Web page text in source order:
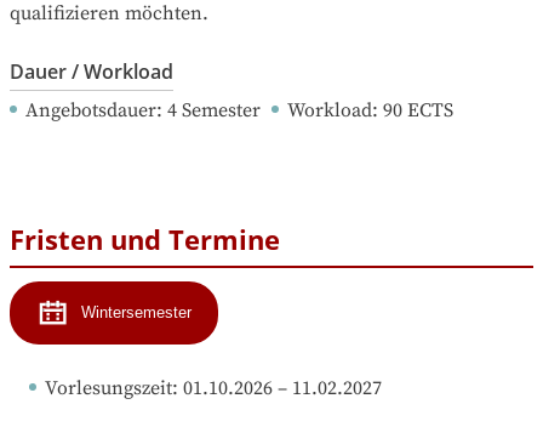
qualifizieren möchten.
Dauer / Workload
Angebotsdauer: 4 Semester Workload: 90 ECTS
Fristen und Termine
Wintersemester
Vorlesungszeit: 01.10.2026 – 11.02.2027